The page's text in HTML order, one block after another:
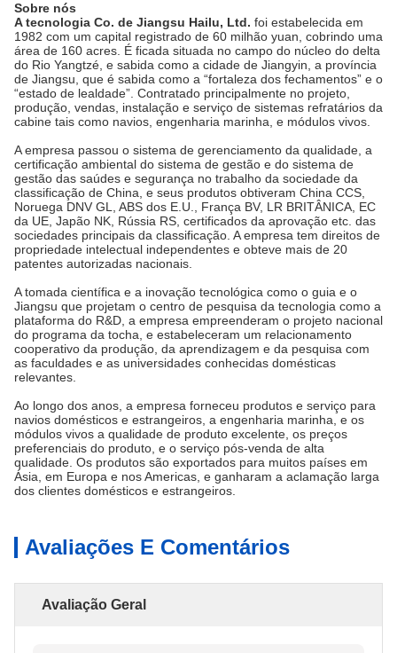
Sobre nós
A tecnologia Co. de Jiangsu Hailu, Ltd. foi estabelecida em
1982 com um capital registrado de 60 milhão yuan, cobrindo uma
área de 160 acres. É ficada situada no campo do núcleo do delta
do Rio Yangtzé, e sabida como a cidade de Jiangyin, a província
de Jiangsu, que é sabida como a “fortaleza dos fechamentos” e o
“estado de lealdade”. Contratado principalmente no projeto,
produção, vendas, instalação e serviço de sistemas refratários da
cabine tais como navios, engenharia marinha, e módulos vivos.
A empresa passou o sistema de gerenciamento da qualidade, a
certificação ambiental do sistema de gestão e do sistema de
gestão das saúdes e segurança no trabalho da sociedade da
classificação de China, e seus produtos obtiveram China CCS,
Noruega DNV GL, ABS dos E.U., França BV, LR BRITÂNICA, EC
da UE, Japão NK, Rússia RS, certificados da aprovação etc. das
sociedades principais da classificação. A empresa tem direitos de
propriedade intelectual independentes e obteve mais de 20
patentes autorizadas nacionais.
A tomada científica e a inovação tecnológica como o guia e o
Jiangsu que projetam o centro de pesquisa da tecnologia como a
plataforma do R&D, a empresa empreenderam o projeto nacional
do programa da tocha, e estabeleceram um relacionamento
cooperativo da produção, da aprendizagem e da pesquisa com
as faculdades e as universidades conhecidas domésticas
relevantes.
Ao longo dos anos, a empresa forneceu produtos e serviço para
navios domésticos e estrangeiros, a engenharia marinha, e os
módulos vivos a qualidade de produto excelente, os preços
preferenciais do produto, e o serviço pós-venda de alta
qualidade. Os produtos são exportados para muitos países em
Ásia, em Europa e nos Americas, e ganharam a aclamação larga
dos clientes domésticos e estrangeiros.
Avaliações E Comentários
Avaliação Geral